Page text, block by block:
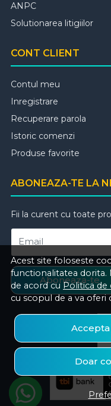
Acest site foloseste
functionalitatea dorita.
de acord cu Politica de
cu scopul de a va
Doar
ANPC
Solutionarea litigiilor
CONT CLIENT
Contul meu
Inregistrare
Recuperare parola
Istoric comenzi
Produse favorite
ABONEAZA-TE LA
Fii la curent cu toate
Email
Aboneaza-te